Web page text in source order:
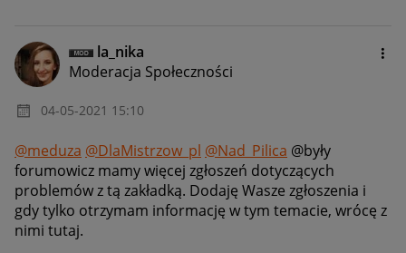
la_nika
Moderacja Społeczności
‎04-05-2021 15:10
@meduza @DlaMistrzow_pl @Nad_Pilica @były
forumowicz mamy więcej zgłoszeń dotyczących
problemów z tą zakładką. Dodaję Wasze zgłoszenia i
gdy tylko otrzymam informację w tym temacie, wrócę z
nimi tutaj.